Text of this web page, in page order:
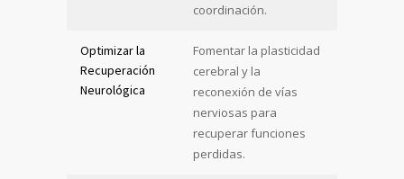
coordinación.
Optimizar la
Recuperación
Neurológica
Fomentar la plasticidad
cerebral y la
reconexión de vías
nerviosas para
recuperar funciones
perdidas.